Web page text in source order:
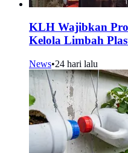
KLH Wajibkan
Kelola Limbah
News•24 hari lalu